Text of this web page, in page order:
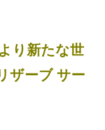
り新たな世
ザーブ サー